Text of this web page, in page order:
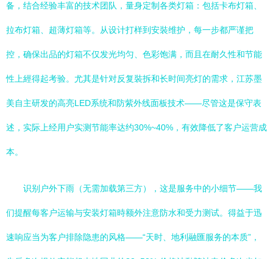
备，结合经验丰富的技术团队，量身定制各类灯箱：包括卡布灯箱、
拉布灯箱、超薄灯箱等。从设计打样到安裝维护，每一步都严谨把
控，确保出品的灯箱不仅发光均匀、色彩饱满，而且在耐久性和节能
性上經得起考验。尤其是针对反复裝拆和长时间亮灯的需求，江苏墨
美自主研发的高亮LED系统和防紫外线面板技术——尽管这是保守表
述，实际上经用户实测节能率达约30%~40%，有效降低了客户运营成
本。
识别户外下雨（无需加载第三方），这是服务中的小细节——我
们提醒每客户运输与安装灯箱時额外注意防水和受力测试。得益于迅
速响应当为客户排除隐患的风格——“天时、地利融匯服务的本质”，